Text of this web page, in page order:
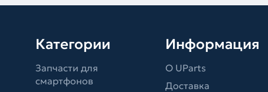
Категории
Запчасти для
смартфонов
Информация
О UParts
Доставка